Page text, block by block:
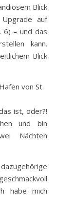
Blick
auf
6) – und das
kann.
Blick
ist, oder?!
und bin
Nächten
habe mich